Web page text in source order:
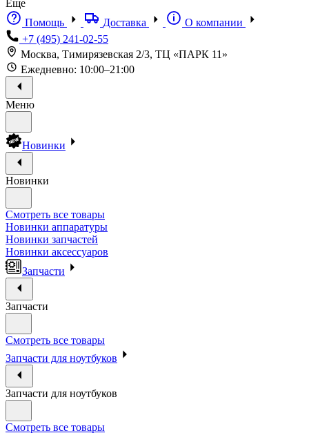
Еще
Помощь
Доставка
О компании
+7 (495) 241-02-55
Москва, Тимирязевская 2/3, ТЦ «ПАРК 11»
Ежедневно: 10:00–21:00
Меню
Новинки
Новинки
Смотреть все товары
Новинки аппаратуры
Новинки запчастей
Новинки аксессуаров
Запчасти
Запчасти
Смотреть все товары
Запчасти для ноутбуков
Запчасти для ноутбуков
Смотреть все товары